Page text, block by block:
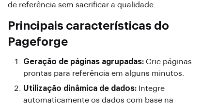
de referência sem sacrificar a qualidade.
Principais características do
Pageforge
Geração de páginas agrupadas: Crie páginas
prontas para referência em alguns minutos.
Utilização dinâmica de dados: Integre
automaticamente os dados com base na